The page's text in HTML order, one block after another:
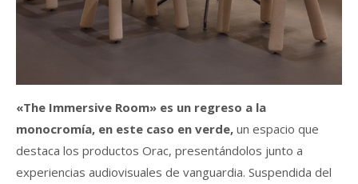
«The Immersive Room» es un regreso a la
monocromía, en este caso en verde, un espacio que
destaca los productos Orac, presentándolos junto a
experiencias audiovisuales de vanguardia. Suspendida del